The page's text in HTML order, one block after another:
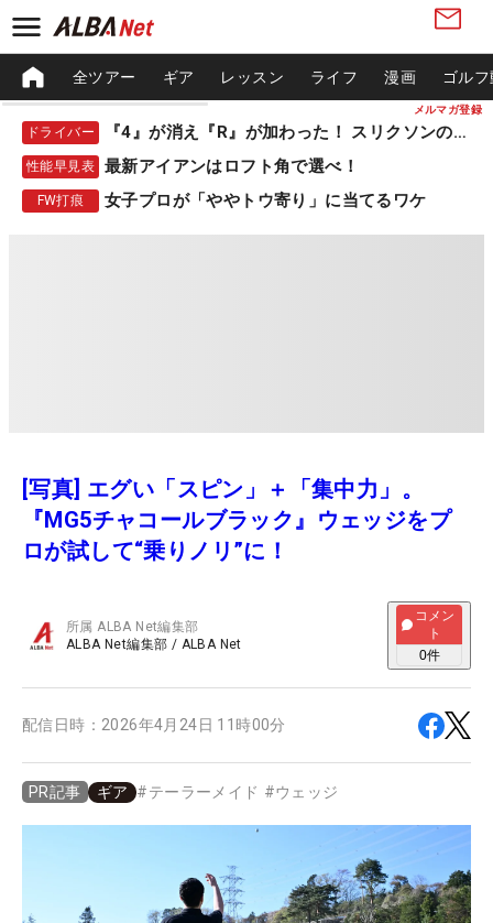
メルマガ登録
全ツアー ギア レッスン ライフ 漫画 ゴル
ドライバー 『4』が消え『R』が加わった！ スリクソンの新作
性能早見表 最新アイアンはロフト角で選べ！
FW打痕 女子プロが「ややトウ寄り」に当てるワケ
[写真] エグい「スピン」＋「集中力」。
『MG5チャコールブラック』ウェッジをプ
ロが試して“乗りノリ”に！
所属ALBA Net編集部
ALBA Net編集部 / ALBA Net
コメン
ト
0件
配信日時： 2026年4月24日 11時00分
PR記事 ギア #テーラーメイド #ウェッジ